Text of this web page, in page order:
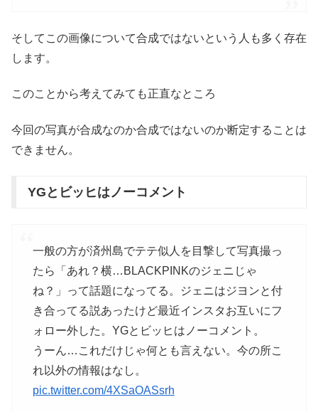
そしてこの画像について合成ではないという人も多く存在
します。
このことから考えてみても正直なところ
今回の写真が合成なのか合成ではないのか断定することは
できません。
YGとビッヒはノーコメント
一般の方が済州島でテテ似人を目撃して写真撮っ
たら「あれ？横…BLACKPINKのジェニじゃ
ね？」って話題になってる。ジェニはジヨンと付
き合ってる説あったけど最近インスタお互いにフ
ォロー外した。YGとビッヒはノーコメント。
うーん…これだけじゃ何とも言えない。今の所こ
れ以外の情報はなし。
pic.twitter.com/4XSaOASsrh